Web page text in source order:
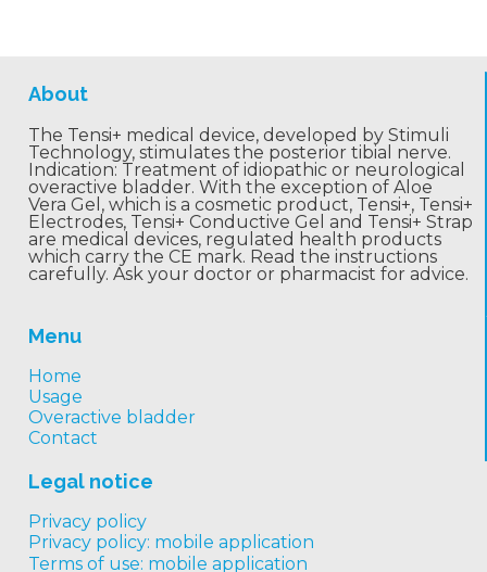
About
The Tensi+ medical device, developed by Stimuli
Technology, stimulates the posterior tibial nerve.
Indication: Treatment of idiopathic or neurological
overactive bladder. With the exception of Aloe
Vera Gel, which is a cosmetic product, Tensi+, Tensi+
Electrodes, Tensi+ Conductive Gel and Tensi+ Strap
are medical devices, regulated health products
which carry the CE mark. Read the instructions
carefully. Ask your doctor or pharmacist for advice.
Menu
Home
Usage
Overactive bladder
Contact
Legal notice
Privacy policy
Privacy policy: mobile application
Terms of use: mobile application